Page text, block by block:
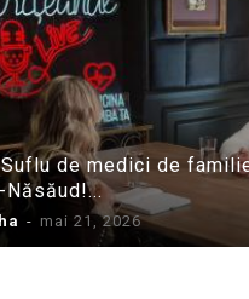
Suflu de medici de
- mai 21, 2026